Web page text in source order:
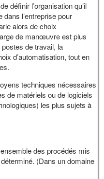
définir l’organisation qu’il
l’entreprise pour
alors de choix
de manœuvre est plus
de travail, la
d’automatisation, tout en
techniques nécessaires
de matériels ou de logiciels
les plus sujets à
des procédés mis
(Dans un domaine